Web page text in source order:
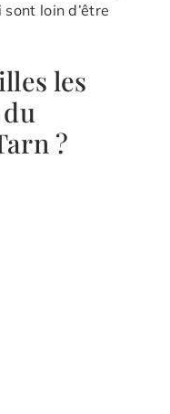
loin d’être
les
?